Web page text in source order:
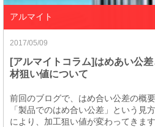
アルマイト
2017/05/09
[アルマイトコラム]はめあい公
材狙い値について
前回のブログで、はめ合い公差の概
「製品でのはめ合い公差」という見
により、加工狙い値が変わってきま